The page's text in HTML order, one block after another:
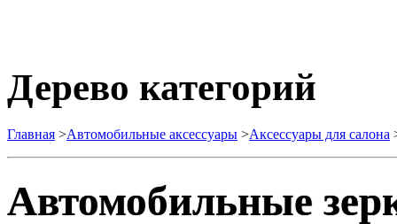
Дерево категорий
Главная >Автомобильные аксессуары >Аксессуары для салона
Автомобильные